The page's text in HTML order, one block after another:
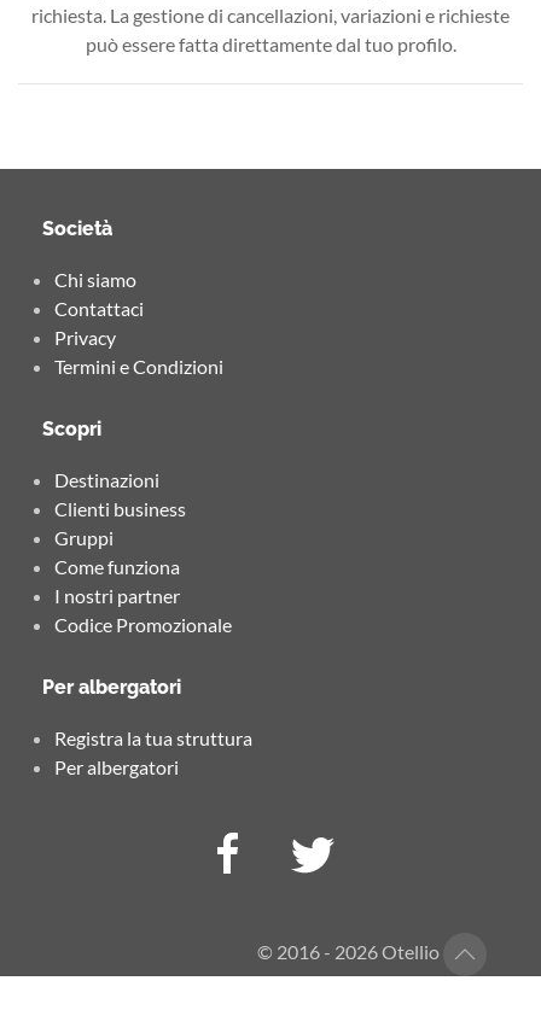
richiesta. La gestione di cancellazioni, variazioni e richieste
può essere fatta direttamente dal tuo profilo.
Società
Chi siamo
Contattaci
Privacy
Termini e Condizioni
Scopri
Destinazioni
Clienti business
Gruppi
Come funziona
I nostri partner
Codice Promozionale
Per albergatori
Registra la tua struttura
Per albergatori
© 2016 - 2026 Otellio